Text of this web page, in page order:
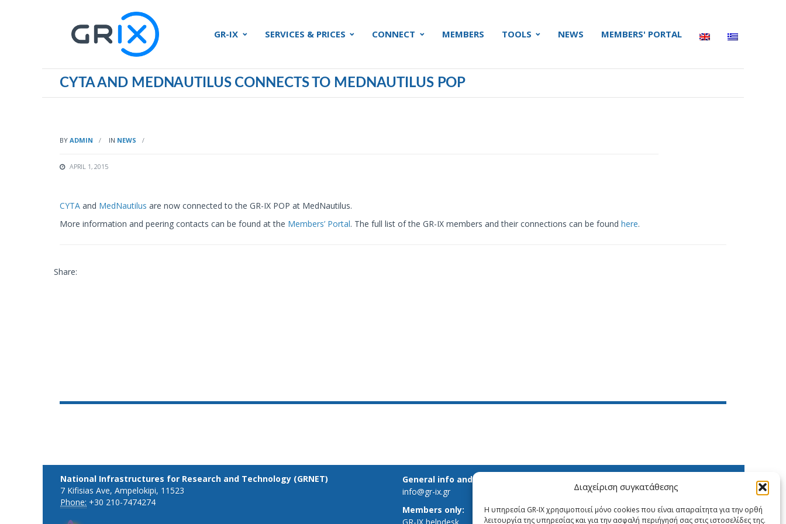
Διαχείριση συγκατάθεσης
Η υπηρεσία GR-IX χρησιμοποιεί μόνο cookies που είναι απαραίτητα για την ορθή
λειτουργία της υπηρεσίας και για την ασφαλή περιήγησή σας στις ιστοσελίδες της.
GR-IX SERVICES & PRICES CONNECT MEMBERS TOOLS NEWS MEMBERS' PORTAL
CYTA AND MEDNAUTILUS CONNECTS TO MEDNAUTILUS POP
BY ADMIN IN NEWS
APRIL 1, 2015
CYTA and MedNautilus are now connected to the GR-IX POP at MedNautilus.
More information and peering contacts can be found at the Members’ Portal. The full list of the GR-IX members and their connections can be found here.
Share:
National Infrastructures for Research and Technology (GRNET)
7 Kifisias Ave, Ampelokipi, 11523
Phone: +30 210-7474274
General info and inquiries:
info@gr-ix.gr
Members only:
X LinkedIn